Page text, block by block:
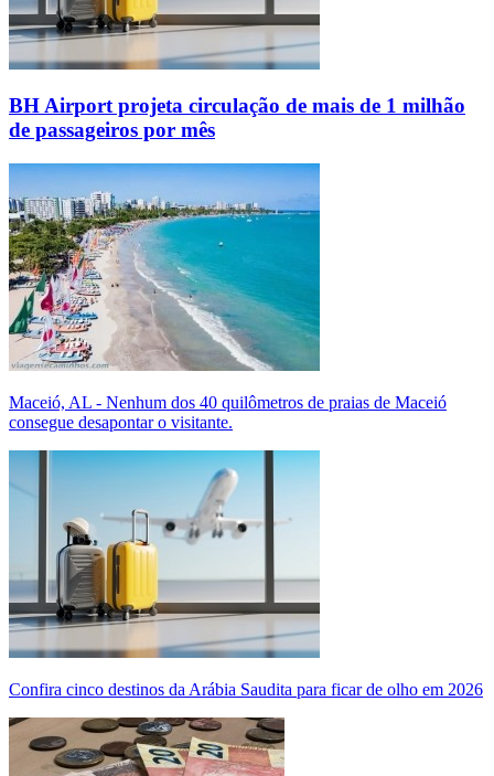
BH Airport projeta circulação de mais de 1 milhão
de passageiros por mês
Maceió, AL - Nenhum dos 40 quilômetros de praias de Maceió
consegue desapontar o visitante.
Confira cinco destinos da Arábia Saudita para ficar de olho em 2026